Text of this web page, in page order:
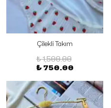
Çilekli Takım
₺ 1,500.00
₺ 750.00